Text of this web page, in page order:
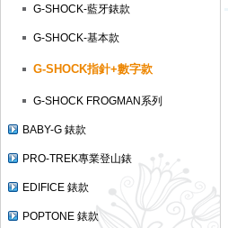
G-SHOCK-藍牙錶款
G-SHOCK-基本款
G-SHOCK指針+數字款
G-SHOCK FROGMAN系列
BABY-G 錶款
PRO-TREK專業登山錶
EDIFICE 錶款
POPTONE 錶款